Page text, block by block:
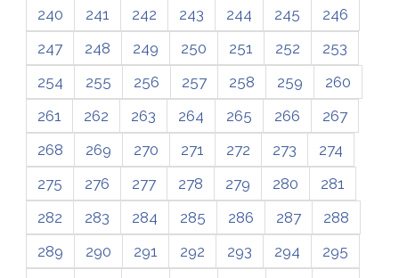
240
241 242 243 244 245
246
247
248 249 250 251 252
253
254
255 256 257 258 259
260
261
262 263 264 265 266
267
268
269 270 271 272 273
274
275
276 277 278 279 280
281
282
283 284 285 286 287
288
289
290 291 292 293 294
295